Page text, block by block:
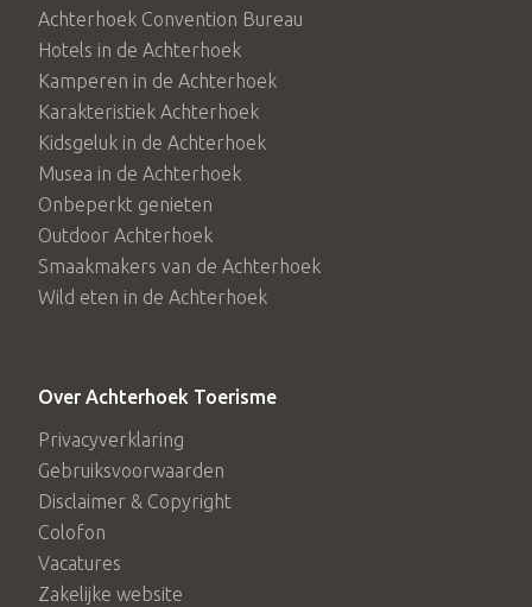
Achterhoek Convention Bureau
Hotels in de Achterhoek
Kamperen in de Achterhoek
Karakteristiek Achterhoek
Kidsgeluk in de Achterhoek
Musea in de Achterhoek
Onbeperkt genieten
Outdoor Achterhoek
Smaakmakers van de Achterhoek
Wild eten in de Achterhoek
Over Achterhoek Toerisme
Privacyverklaring
Gebruiksvoorwaarden
Disclaimer & Copyright
Colofon
Vacatures
Zakelijke website